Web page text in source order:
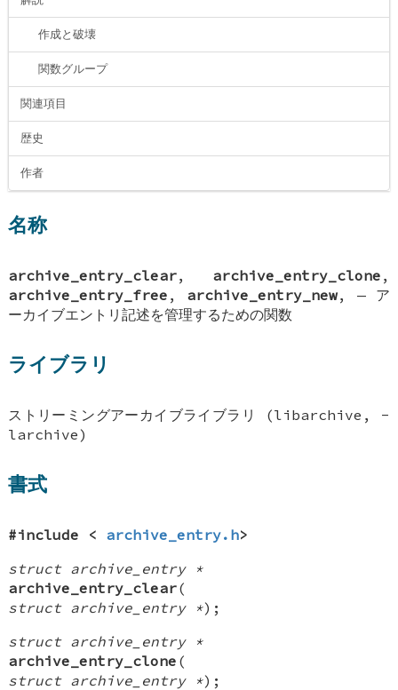
作成と破壊
関数グループ
関連項目
歴史
作者
名称
archive_entry_clear, archive_entry_clone ,
archive_entry_free , archive_entry_new, — ア
ーカイブエントリ記述を管理するための関数
ライブラリ
ストリーミングアーカイブライブラリ (libarchive, -
larchive)
書式
#include < archive_entry.h>
struct archive_entry *
archive_entry_clear(
struct archive_entry *);
struct archive_entry *
archive_entry_clone (
struct archive_entry *);